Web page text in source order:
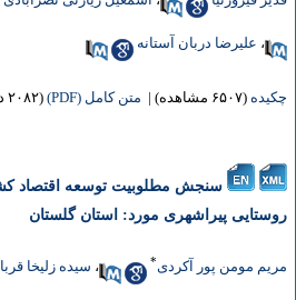
،علیرضا دربان آستانه
(۶۵۰۷ مشاهده) | متن کامل (PDF) (۲۰۸۲ دریافت)
سنجش مطلوبیت توسعه اقتصاد
پیراشهری مورد: استان گلستان
مومن پور آکردی ،سیده زلیخا قربان